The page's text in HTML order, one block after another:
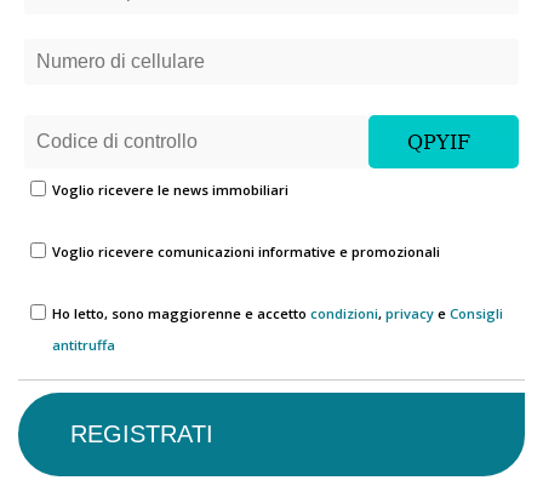
Voglio ricevere le news immobiliari
Voglio ricevere comunicazioni informative e promozionali
Ho letto, sono maggiorenne e accetto condizioni, privacy e Consigli
antitruffa